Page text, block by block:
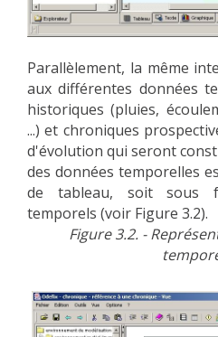
Parallèlement, la même
aux différentes données
historiques (pluies,
...) et chroniques
d'évolution qui seront
des données temporelles
de tableau, soit sous
temporels (voir Figure 3.2).
Figure 3.2. -